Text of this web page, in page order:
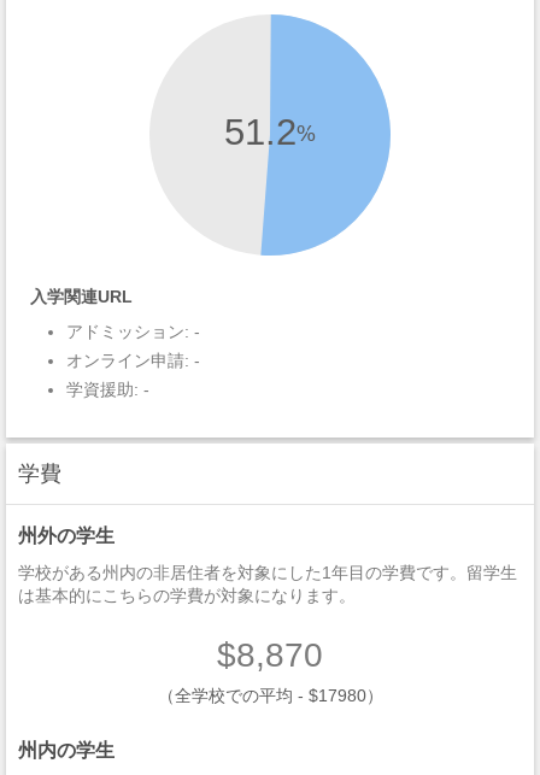
51.2%
入学関連URL
アドミッション: -
オンライン申請: -
学資援助: -
学費
州外の学生
学校がある州内の非居住者を対象にした1年目の学費です。留学生
は基本的にこちらの学費が対象になります。
$8,870
（全学校での平均 - $17980）
州内の学生